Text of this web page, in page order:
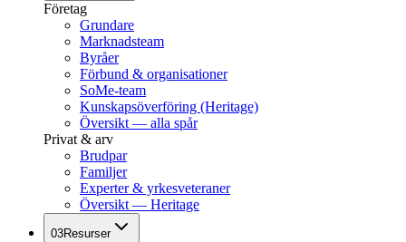
Företag
Grundare
Marknadsteam
Byråer
Förbund & organisationer
SoMe-team
Kunskapsöverföring (Heritage)
Översikt — alla spår
Privat & arv
Brudpar
Familjer
Experter & yrkesveteraner
Översikt — Heritage
03Resurser